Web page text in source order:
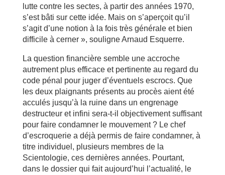
lutte contre les sectes, à partir des années 1970,
s’est bâti sur cette idée. Mais on s’aperçoit qu’il
s’agit d’une notion à la fois très générale et bien
difficile à cerner », souligne Arnaud Esquerre.
La question financière semble une accroche
autrement plus efficace et pertinente au regard du
code pénal pour juger d’éventuels escrocs. Que
les deux plaignants présents au procès aient été
acculés jusqu’à la ruine dans un engrenage
destructeur et infini sera-t-il objectivement suffisant
pour faire condamner le mouvement ? Le chef
d’escroquerie a déjà permis de faire condamner, à
titre individuel, plusieurs membres de la
Scientologie, ces dernières années. Pourtant,
dans le dossier qui fait aujourd’hui l’actualité, le